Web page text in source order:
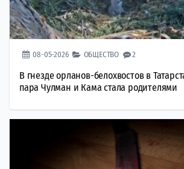
08-05-2026 ОБЩЕСТВО 2
В гнезде орланов-белохвостов в
пара Чулман и Кама стала родителями